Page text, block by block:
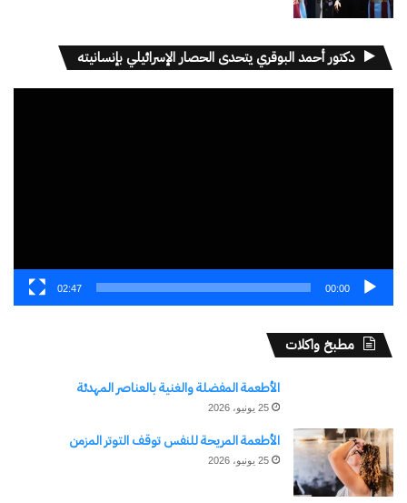
دكتور أحمد البوقري يتحدى الحصار الإسرائيلي بإنسانيته
00:00
02:47
مطبخ واكلات
الأطعمة المفضلة والغنية بالعناصر المهدئة
25 يونيو، 2026
الأطعمة المريحة للنفس توقف التوتر المزمن
25 يونيو، 2026